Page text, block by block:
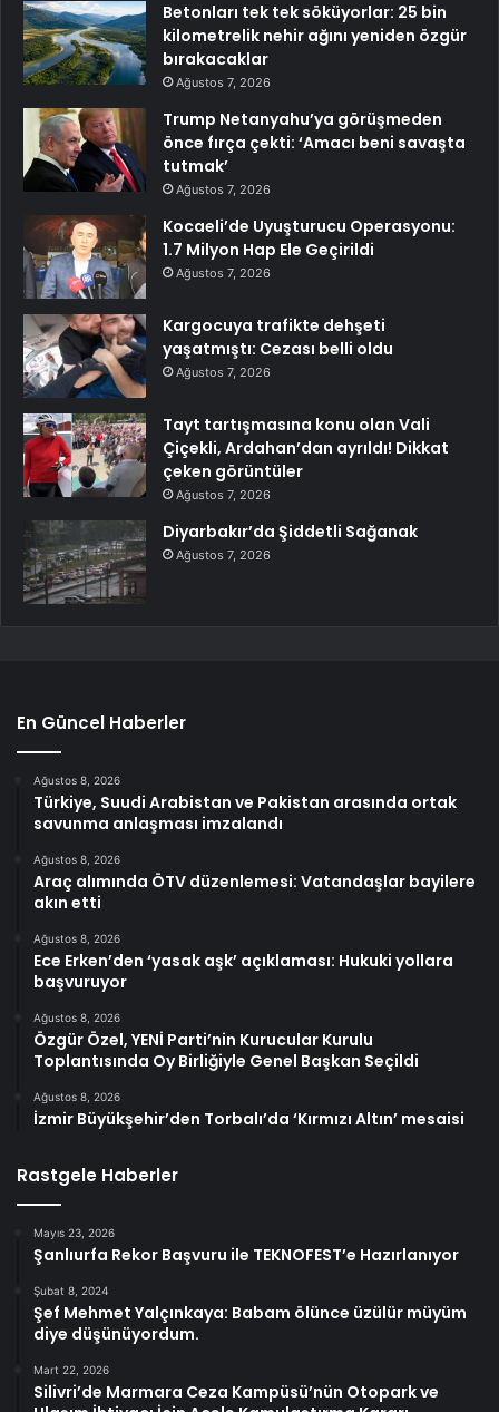
Betonları tek tek söküyorlar: 25 bin
kilometrelik nehir ağını yeniden özgür
bırakacaklar
Ağustos 7, 2026
Trump Netanyahu’ya görüşmeden
önce fırça çekti: ‘Amacı beni savaşta
tutmak’
Ağustos 7, 2026
Kocaeli’de Uyuşturucu Operasyonu:
1.7 Milyon Hap Ele Geçirildi
Ağustos 7, 2026
Kargocuya trafikte dehşeti
yaşatmıştı: Cezası belli oldu
Ağustos 7, 2026
Tayt tartışmasına konu olan Vali
Çiçekli, Ardahan’dan ayrıldı! Dikkat
çeken görüntüler
Ağustos 7, 2026
Diyarbakır’da Şiddetli Sağanak
Ağustos 7, 2026
En Güncel Haberler
Ağustos 8, 2026
Türkiye, Suudi Arabistan ve Pakistan arasında ortak
savunma anlaşması imzalandı
Ağustos 8, 2026
Araç alımında ÖTV düzenlemesi: Vatandaşlar bayilere
akın etti
Ağustos 8, 2026
Ece Erken’den ‘yasak aşk’ açıklaması: Hukuki yollara
başvuruyor
Ağustos 8, 2026
Özgür Özel, YENİ Parti’nin Kurucular Kurulu
Toplantısında Oy Birliğiyle Genel Başkan Seçildi
Ağustos 8, 2026
İzmir Büyükşehir’den Torbalı’da ‘Kırmızı Altın’ mesaisi
Rastgele Haberler
Mayıs 23, 2026
Şanlıurfa Rekor Başvuru ile TEKNOFEST’e Hazırlanıyor
Şubat 8, 2024
Şef Mehmet Yalçınkaya: Babam ölünce üzülür müyüm
diye düşünüyordum.
Mart 22, 2026
Silivri’de Marmara Ceza Kampüsü’nün Otopark ve